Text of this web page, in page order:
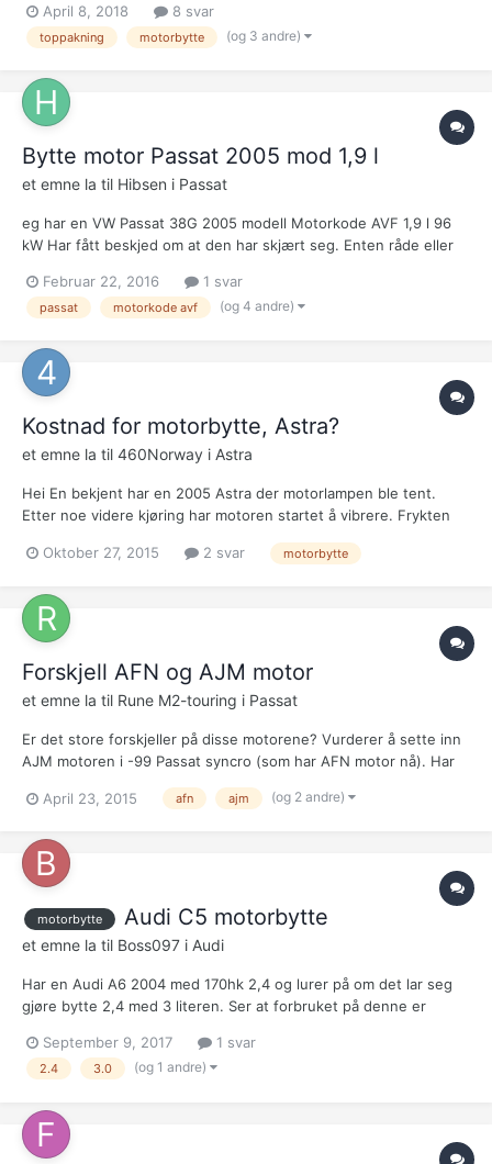
virkelig nødvendig? Kan ikke toppakning byttes? Er det verdt det
å sette inn ny motor i en såpass gammel bil?...
April 8, 2018 8 svar
toppakning motorbytte (og 3 andre)
Bytte motor Passat 2005 mod 1,9 l
et emne la til Hibsen i Passat
eg har en VW Passat 38G 2005 modell Motorkode AVF 1,9 l 96
kW Har fått beskjed om at den har skjært seg. Enten råde eller
motor på. Jeg lurer på om det er noen som har erfaring med å få
gjort dette i Tyskland/Sver...
Februar 22, 2016 1 svar
passat motorkode avf (og 4 andre)
Kostnad for motorbytte, Astra?
et emne la til 460Norway i Astra
Hei En bekjent har en 2005 Astra der motorlampen ble tent.
Etter noe videre kjøring har motoren startet å vibrere. Frykten
kostnader for skifte av motor, i tillegg til delepriser / motorpris?
Oktober 27, 2015 2 svar motorbytte
Forskjell AFN og AJM motor
et emne la til Rune M2-touring i Passat
Er det store forskjeller på disse motorene? Vurderer å sette inn
AJM motoren i -99 Passat syncro (som har AFN motor nå). Har
deler. Er det fysiske forskjeller som tilsier at motorene ikke er
April 23, 2015 afn ajm (og 2 andre)
motorbytte Audi C5 motorbytte
et emne la til Boss097 i Audi
Har en Audi A6 2004 med 170hk 2,4 og lurer på om det lar seg
gjøre bytte 2,4 med 3 literen. Ser at forbruket på denne er
September 9, 2017
1 svar
2.4 3.0 (og 1 andre)